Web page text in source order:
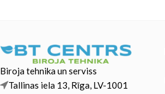
Biroja tehnika un serviss
Tallinas iela 13, Rīga, LV-1001